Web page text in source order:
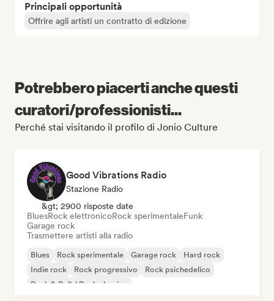
Principali opportunità
Offrire agli artisti un contratto di edizione
Potrebbero piacerti anche questi
curatori/professionisti...
Perché stai visitando il profilo di Jonio Culture
Good Vibrations Radio
Stazione Radio
&gt; 2900 risposte date
BluesRock elettronicoRock sperimentaleFunk
Garage rock
Trasmettere artisti alla radio
Blues Rock sperimentale Garage rock
Hard rock
Indie rock
Rock progressivo
Rock psichedelico
Rock & Roll / Rock classico